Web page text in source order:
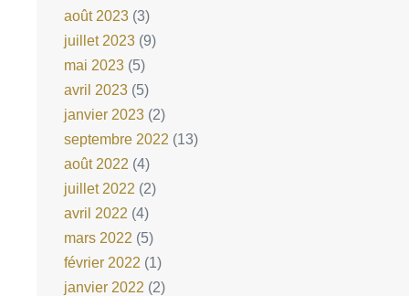
août 2023 (3)
juillet 2023 (9)
mai 2023 (5)
avril 2023 (5)
janvier 2023 (2)
septembre 2022 (13)
août 2022 (4)
juillet 2022 (2)
avril 2022 (4)
mars 2022 (5)
février 2022 (1)
janvier 2022 (2)